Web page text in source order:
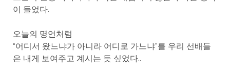
이 들었다.
오늘의 명언처럼
“어디서 왔느냐가 아니라 어디로 가느냐”를 우리 선배들
은 내게 보여주고 계시는 듯 싶었다..